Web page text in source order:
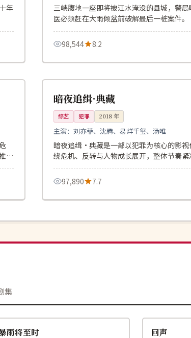
年
三峡腹地一座即将被江水淹没的县城，警局
医必须赶在大雨倾盆前破解最后一桩案件。
98,544 8.2
钟
荐
韩国
热播
暗夜追缉·典藏
综艺 犯罪 2018年
主演：刘亦菲、沈腾、易烊千玺、汤唯
暗夜追缉·典藏是一部以犯罪为核心的影视
绕危机、反转与人物成长展开，整体节奏紧
推荐观看。
97,890
7.7
集
中国雨将至时 中国
回声